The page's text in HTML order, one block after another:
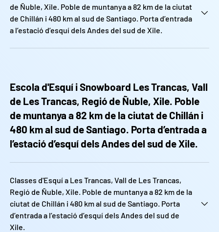
de Ñuble, Xile. Poble de muntanya a 82 km de la ciutat
de Chillán i 480 km al sud de Santiago. Porta d’entrada
a l’estació d’esquí dels Andes del sud de Xile.
Escola d'Esquí i Snowboard Les Trancas, Vall
de Les Trancas, Regió de Ñuble, Xile. Poble
de muntanya a 82 km de la ciutat de Chillán i
480 km al sud de Santiago. Porta d’entrada a
l’estació d’esquí dels Andes del sud de Xile.
Classes d'Esquí a Les Trancas, Vall de Les Trancas,
Regió de Ñuble, Xile. Poble de muntanya a 82 km de la
ciutat de Chillán i 480 km al sud de Santiago. Porta
d’entrada a l’estació d’esquí dels Andes del sud de
Xile.